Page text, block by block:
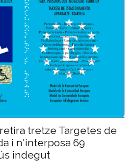
tretze Targetes de
i n'interposa 69
indegut